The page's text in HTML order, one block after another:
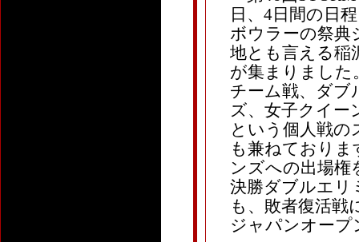
日、4日間の日
ボウラーの祭典
地とも言える稲
が集まりました
チーム戦、ダブ
ズ、女子クイー
という個人戦の
も兼ねており
ンズへの出場権
決勝ダブルエリ
も、敗者復活戦
ジャパンオー